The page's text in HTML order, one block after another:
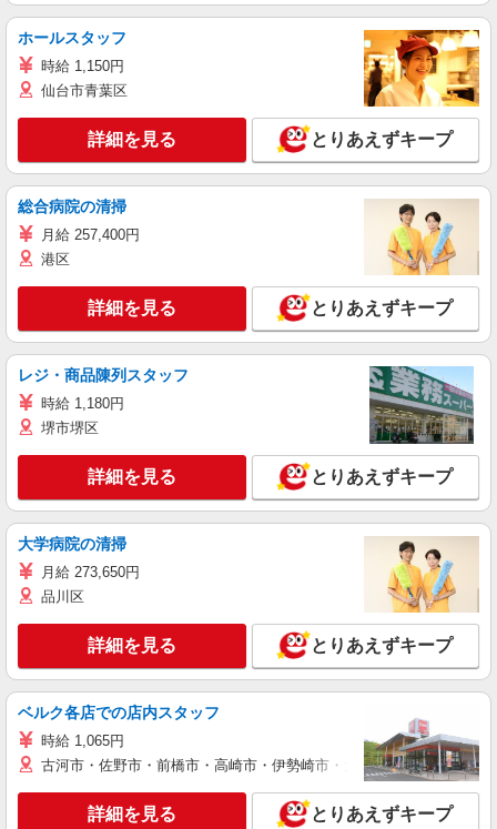
ホールスタッフ
時給 1,150円
仙台市青葉区
詳細を見る とりあえずキープ
総合病院の清掃
月給 257,400円
港区
詳細を見る とりあえずキープ
レジ・商品陳列スタッフ
時給 1,180円
堺市堺区
詳細を見る とりあえずキープ
大学病院の清掃
月給 273,650円
品川区
詳細を見る とりあえずキープ
ベルク各店での店内スタッフ
時給 1,065円
古河市・佐野市・前橋市・高崎市・伊勢崎市・太田市・館林市・藤
詳細を見る とりあえずキープ